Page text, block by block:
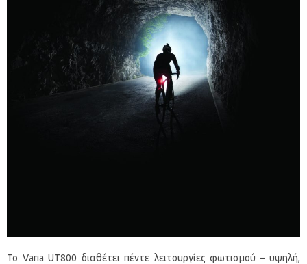
Το Varia UT800 διαθέτει πέντε λειτουργίες φωτισμού – υψηλή,